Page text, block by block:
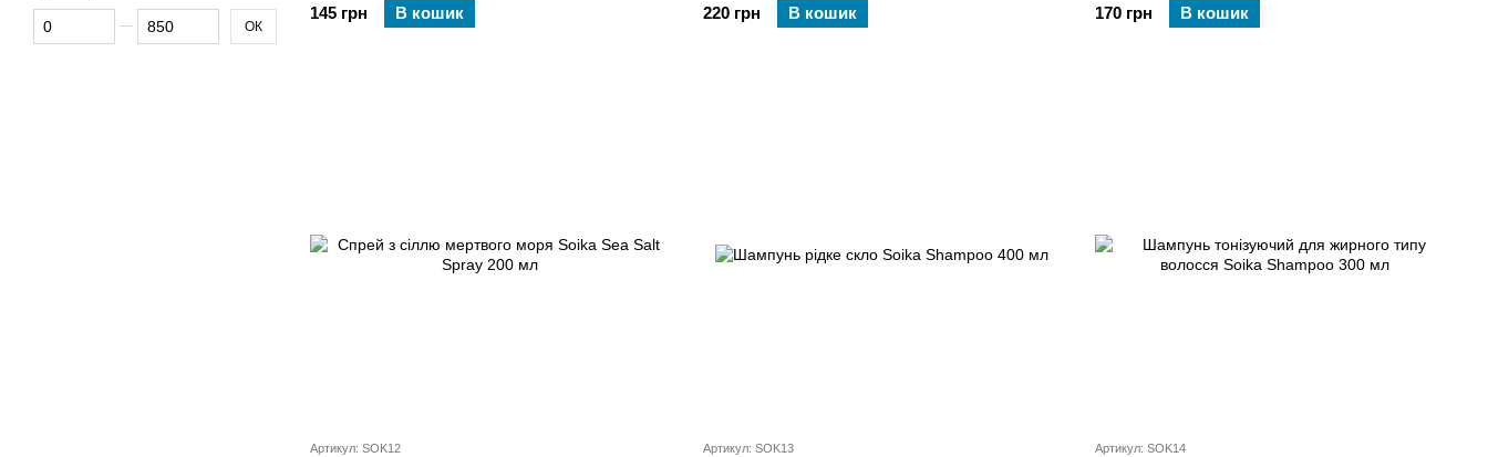
145 грн
В кошик
220 грн
В кошик
170 грн
В кошик
Артикул: SOK12 Артикул: SOK13 Артикул: SOK14
Від Ціна, грн
До Ціна, грн ОК